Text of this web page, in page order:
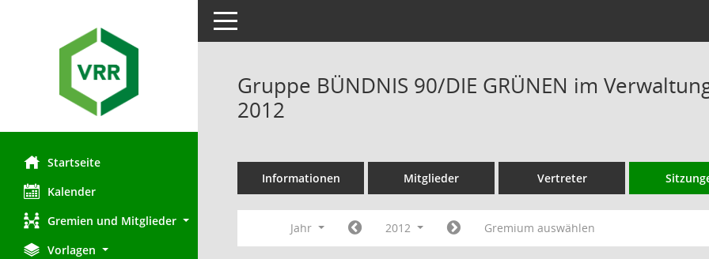
Startseite
Kalender
Gremien und Mitglieder
Vorlagen
Toggle navigation
Gruppe BÜNDNIS 90/DIE GRÜNEN im
2012
Informationen Mitglieder Vertreter
Jahr 2012 Gremium auswählen